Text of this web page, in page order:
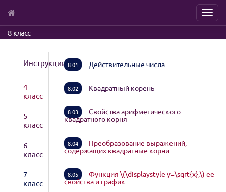
Skip
to
content
Menu
8 класс
Инструкции
4
класс
5
класс
6
класс
7
класс
8.01 Действительные числа
8.02 Квадратный корень
8.03
Свойства арифметического
квадратного корня
8.04
Преобразование выражений,
содержащих квадратные корни
8.05
Функция \(\displaystyle y=\sqrt{x},\) ее
свойства и график